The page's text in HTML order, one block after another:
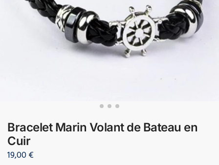
Bracelet Marin Volant de Bateau en
Cuir
19,00€